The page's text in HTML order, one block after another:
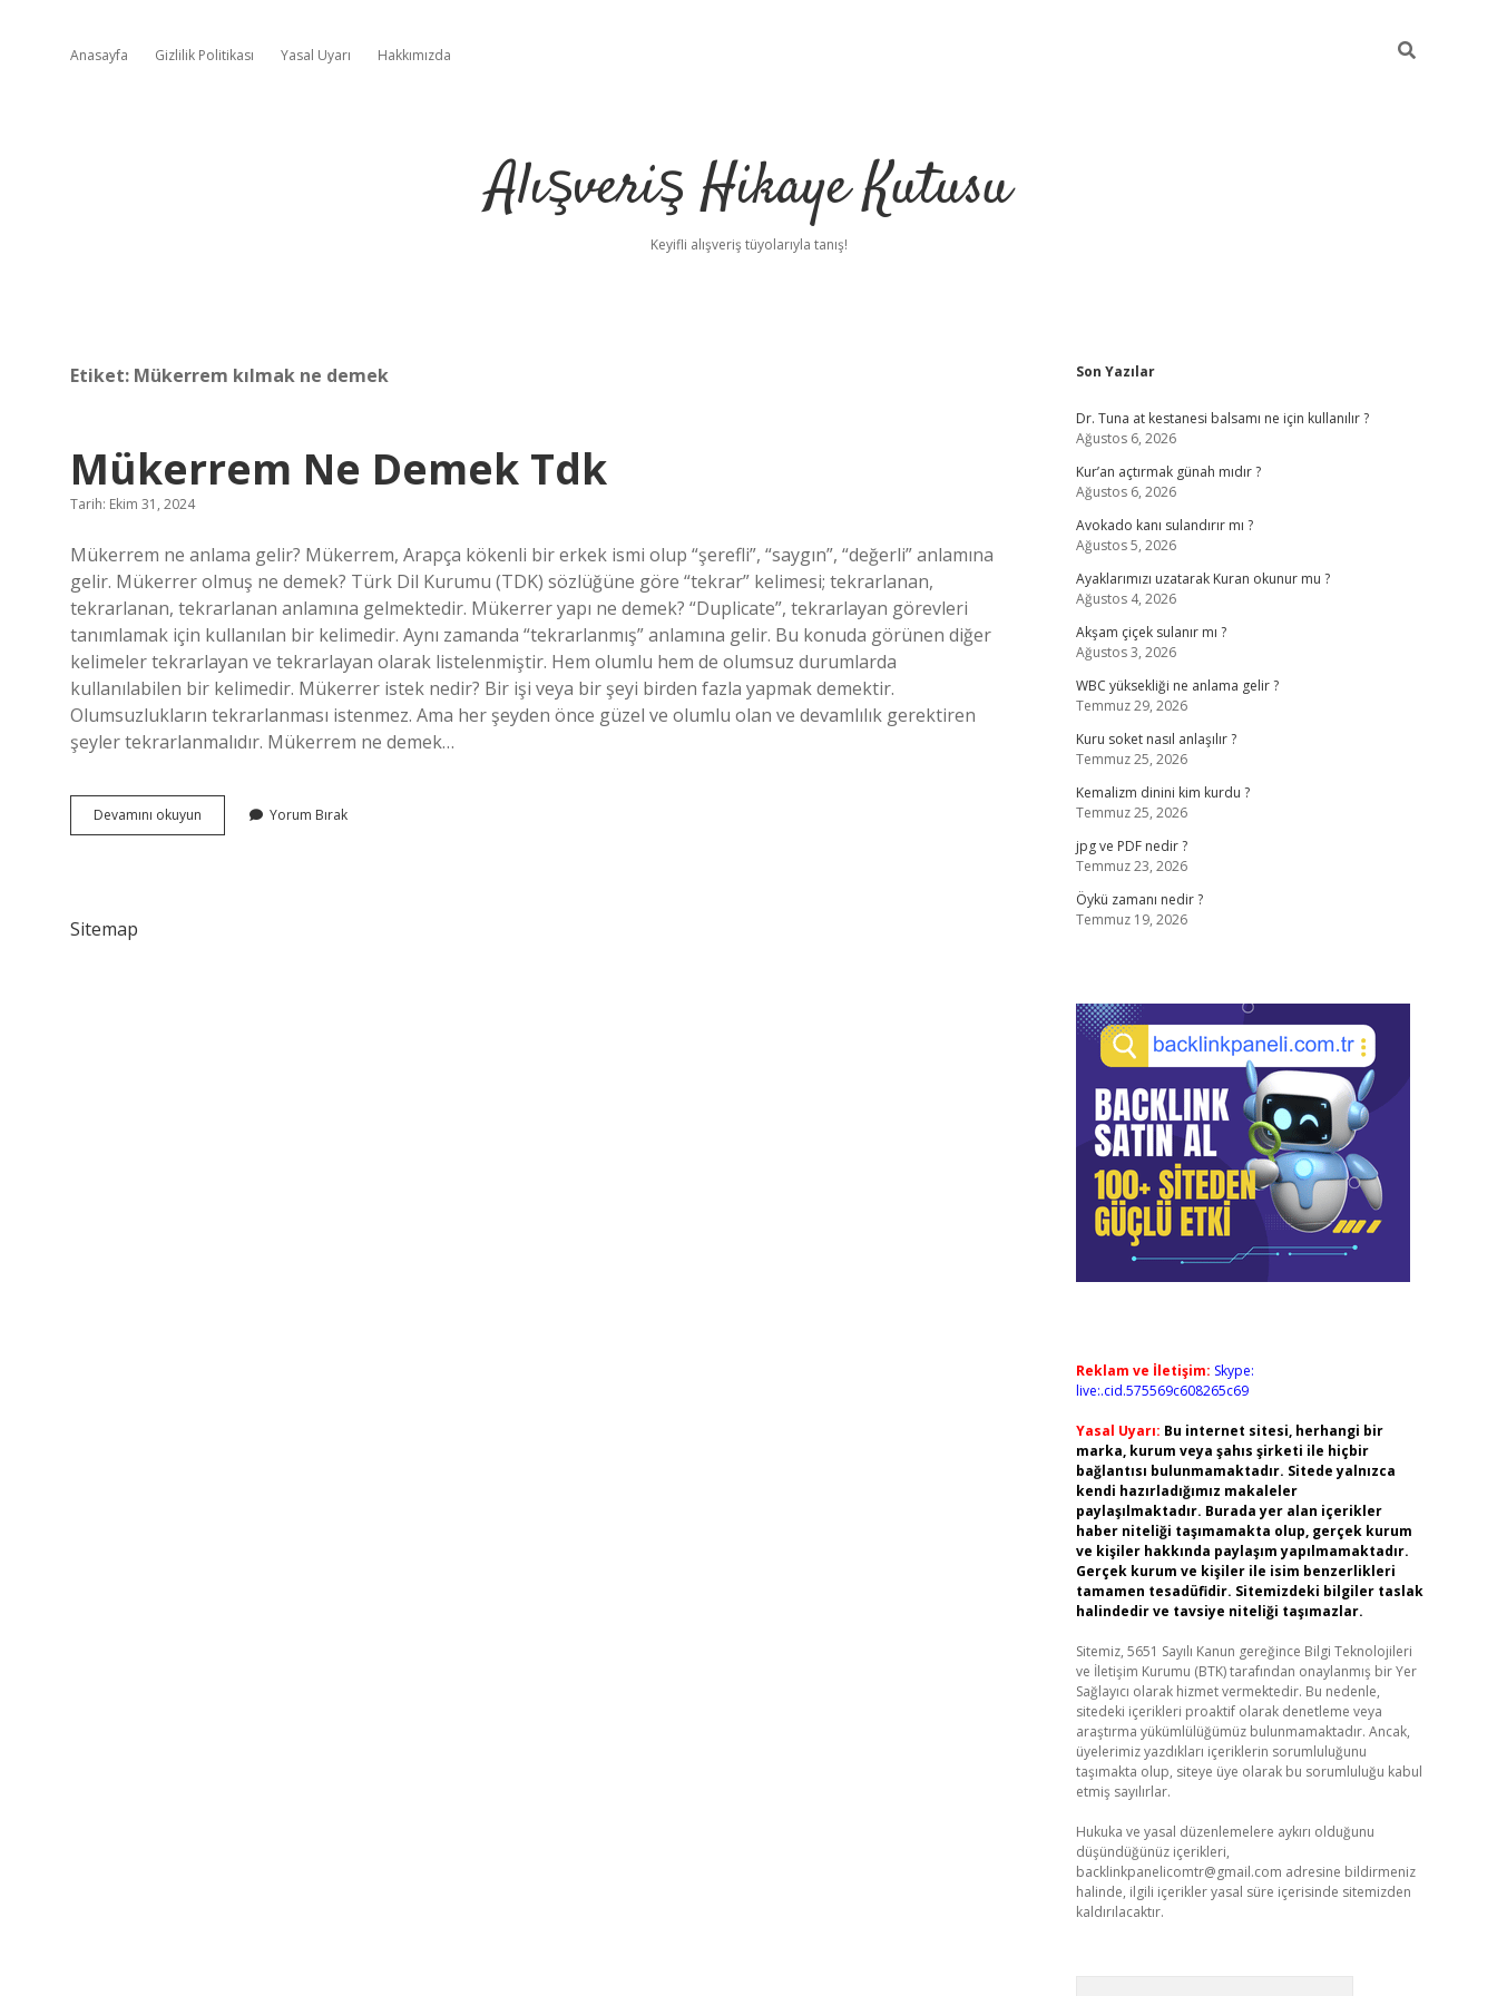
Anasayfa Gizlilik Politikası Yasal Uyarı Hakkımızda
Alışveriş Hikaye Kutusu
Keyifli alışveriş tüyolarıyla tanış!
Etiket: Mükerrem kılmak ne demek
Mükerrem Ne Demek Tdk
Tarih: Ekim 31, 2024
Mükerrem ne anlama gelir? Mükerrem, Arapça kökenli bir erkek ismi olup “şerefli”, “saygın”, “değerli” anlamına
gelir. Mükerrer olmuş ne demek? Türk Dil Kurumu (TDK) sözlüğüne göre “tekrar” kelimesi; tekrarlanan,
tekrarlanan, tekrarlanan anlamına gelmektedir. Mükerrer yapı ne demek? “Duplicate”, tekrarlayan görevleri
tanımlamak için kullanılan bir kelimedir. Aynı zamanda “tekrarlanmış” anlamına gelir. Bu konuda görünen diğer
kelimeler tekrarlayan ve tekrarlayan olarak listelenmiştir. Hem olumlu hem de olumsuz durumlarda
kullanılabilen bir kelimedir. Mükerrer istek nedir? Bir işi veya bir şeyi birden fazla yapmak demektir.
Olumsuzlukların tekrarlanması istenmez. Ama her şeyden önce güzel ve olumlu olan ve devamlılık gerektiren
şeyler tekrarlanmalıdır. Mükerrem ne demek…
Devamını okuyun Mükerrem
Ne
Yorum Bırak
Sitemap
Sidebar
Son Yazılar
Dr. Tuna at kestanesi balsamı ne için kullanılır ?
Ağustos 6, 2026
Kur’an açtırmak günah mıdır ?
Ağustos 6, 2026
Avokado kanı sulandırır mı ?
Ağustos 5, 2026
Ayaklarımızı uzatarak Kuran okunur mu ?
Ağustos 4, 2026
Akşam çiçek sulanır mı ?
Ağustos 3, 2026
WBC yüksekliği ne anlama gelir ?
Temmuz 29, 2026
Kuru soket nasıl anlaşılır ?
Temmuz 25, 2026
Kemalizm dinini kim kurdu ?
Temmuz 25, 2026
jpg ve PDF nedir ?
Temmuz 23, 2026
Öykü zamanı nedir ?
Temmuz 19, 2026
Reklam ve İletişim: Skype:
live:.cid.575569c608265c69
Yasal Uyarı: Bu internet sitesi, herhangi bir
marka, kurum veya şahıs şirketi ile hiçbir
bağlantısı bulunmamaktadır. Sitede yalnızca
kendi hazırladığımız makaleler
paylaşılmaktadır. Burada yer alan içerikler
haber niteliği taşımamakta olup, gerçek kurum
ve kişiler hakkında paylaşım yapılmamaktadır.
Gerçek kurum ve kişiler ile isim benzerlikleri
tamamen tesadüfidir. Sitemizdeki bilgiler taslak
halindedir ve tavsiye niteliği taşımazlar.
Sitemiz, 5651 Sayılı Kanun gereğince Bilgi Teknolojileri
ve İletişim Kurumu (BTK) tarafından onaylanmış bir Yer
Sağlayıcı olarak hizmet vermektedir. Bu nedenle,
sitedeki içerikleri proaktif olarak denetleme veya
araştırma yükümlülüğümüz bulunmamaktadır. Ancak,
üyelerimiz yazdıkları içeriklerin sorumluluğunu
taşımakta olup, siteye üye olarak bu sorumluluğu kabul
etmiş sayılırlar.
Hukuka ve yasal düzenlemelere aykırı olduğunu
düşündüğünüz içerikleri,
backlinkpanelicomtr@gmail.com adresine bildirmeniz
halinde, ilgili içerikler yasal süre içerisinde sitemizden
kaldırılacaktır.